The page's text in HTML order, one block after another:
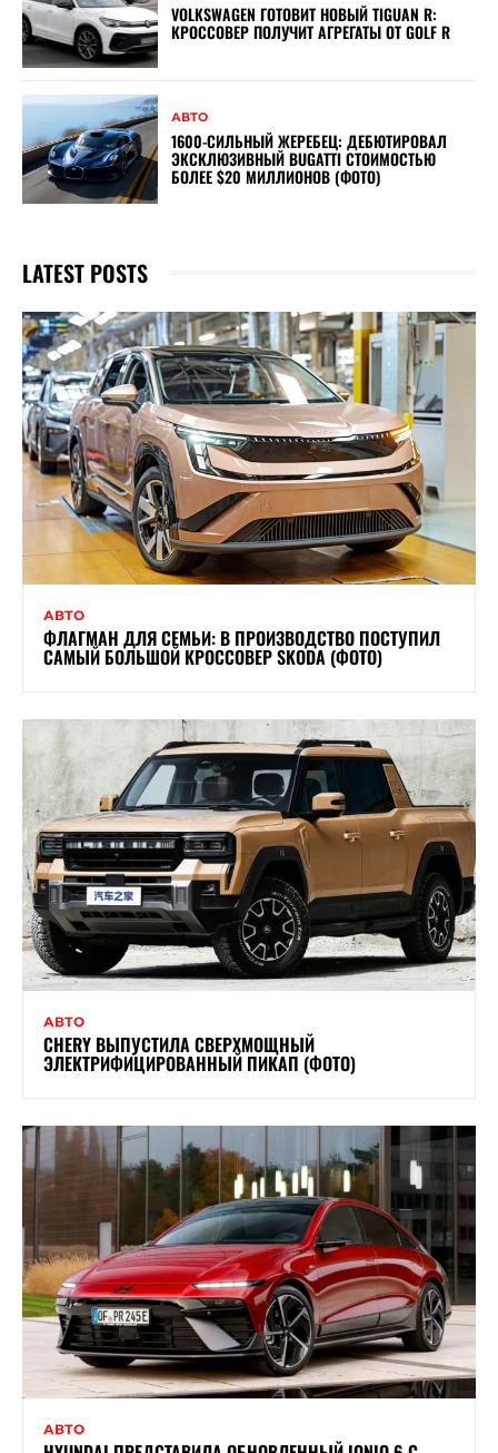
VOLKSWAGEN ГОТОВИТ НОВЫЙ TIGUAN R:
КРОССОВЕР ПОЛУЧИТ АГРЕГАТЫ ОТ GOLF R
АВТО
1600-СИЛЬНЫЙ ЖЕРЕБЕЦ: ДЕБЮТИРОВАЛ
ЭКСКЛЮЗИВНЫЙ BUGATTI СТОИМОСТЬЮ
БОЛЕЕ $20 МИЛЛИОНОВ (ФОТО)
LATEST POSTS
АВТО
ФЛАГМАН ДЛЯ СЕМЬИ: В ПРОИЗВОДСТВО ПОСТУПИЛ
САМЫЙ БОЛЬШОЙ КРОССОВЕР SKODA (ФОТО)
АВТО
CHERY ВЫПУСТИЛА СВЕРХМОЩНЫЙ
ЭЛЕКТРИФИЦИРОВАННЫЙ ПИКАП (ФОТО)
АВТО